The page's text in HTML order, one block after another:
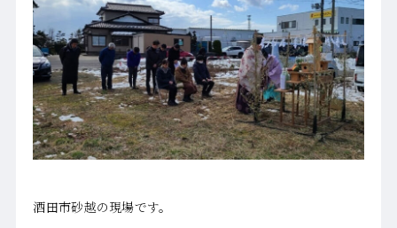
酒田市砂越の現場です。